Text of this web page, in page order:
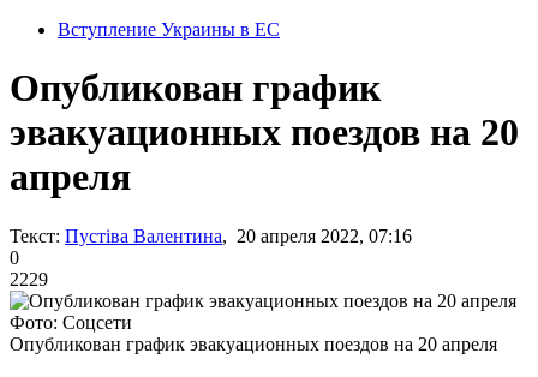
Вступление Украины в ЕС
Опубликован график
эвакуационных поездов на 20
апреля
Текст: Пустіва Валентина, 20 апреля 2022, 07:16
0
2229
Фото: Соцсети
Опубликован график эвакуационных поездов на 20 апреля